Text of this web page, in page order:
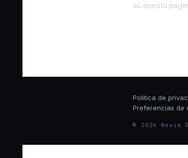
su questa
Política de
Preferencias de
© 2026